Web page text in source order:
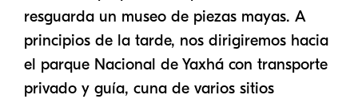
resguarda un museo de piezas mayas. A
principios de la tarde, nos dirigiremos hacia
el parque Nacional de Yaxhá con transporte
privado y guía, cuna de varios sitios